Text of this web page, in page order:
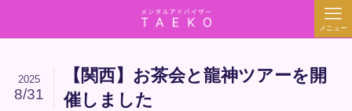
メニュー
【関西】お茶会と龍神ツアーを開
催しました
2025
8/31